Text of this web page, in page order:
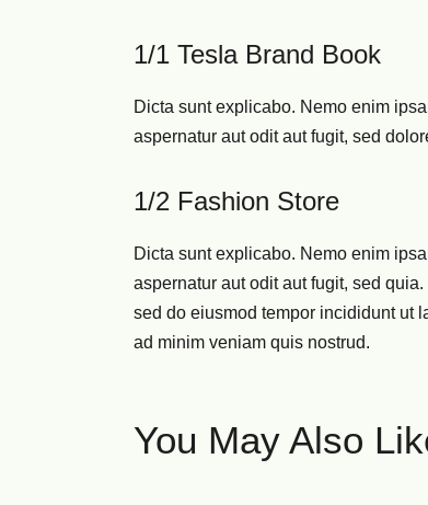
1/1 Tesla Brand Book
Dicta sunt explicabo. Nemo enim
aspernatur aut odit aut fugit, sed
1/2 Fashion Store
Dicta sunt explicabo. Nemo enim
aspernatur aut odit aut fugit, sed
sed do eiusmod tempor incididunt ut
ad minim veniam quis nostrud.
You May Also